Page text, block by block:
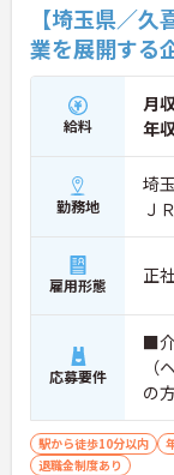
【埼玉県／
業を展開する
給料
月
年
勤務地
埼
Ｊ
雇用形態 正
応募要件
■
の
駅から徒歩10分以内
退職金制度あり